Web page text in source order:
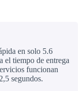
en solo 5.6
el tiempo de entrega
funcionan
segundos.